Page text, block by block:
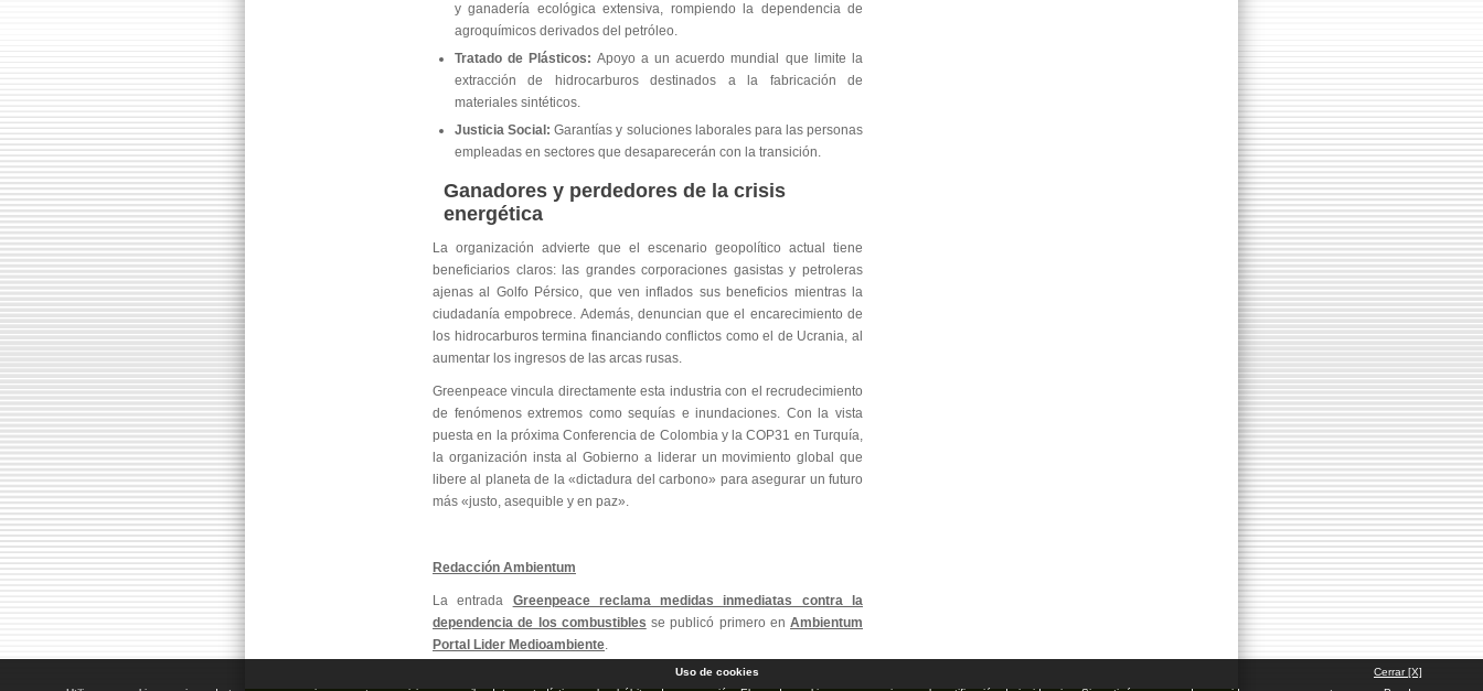
y ganadería ecológica extensiva, rompiendo la dependencia de
agroquímicos derivados del petróleo.
Tratado de Plásticos: Apoyo a un acuerdo mundial que limite la
extracción de hidrocarburos destinados a la fabricación de
materiales sintéticos.
Justicia Social: Garantías y soluciones laborales para las personas
empleadas en sectores que desaparecerán con la transición.
Ganadores y perdedores de la crisis
energética
La organización advierte que el escenario geopolítico actual tiene
beneficiarios claros: las grandes corporaciones gasistas y petroleras
ajenas al Golfo Pérsico, que ven inflados sus beneficios mientras la
ciudadanía empobrece. Además, denuncian que el encarecimiento de
los hidrocarburos termina financiando conflictos como el de Ucrania, al
aumentar los ingresos de las arcas rusas.
Greenpeace vincula directamente esta industria con el recrudecimiento
de fenómenos extremos como sequías e inundaciones. Con la vista
puesta en la próxima Conferencia de Colombia y la COP31 en Turquía,
la organización insta al Gobierno a liderar un movimiento global que
libere al planeta de la «dictadura del carbono» para asegurar un futuro
más «justo, asequible y en paz».
Redacción Ambientum
La entrada Greenpeace reclama medidas inmediatas contra la
dependencia de los combustibles se publicó primero en Ambientum
Portal Lider Medioambiente.
Cerrar [X]
Uso de cookies